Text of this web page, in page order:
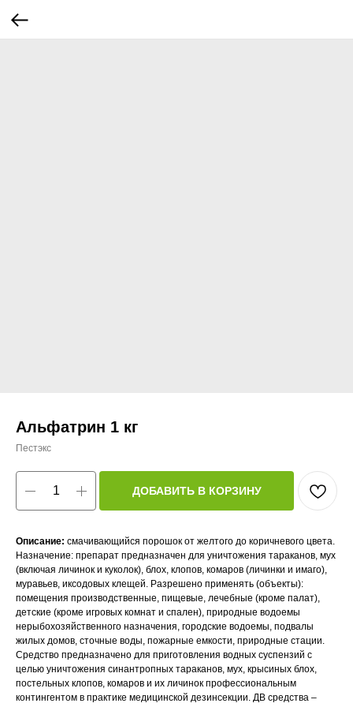
Альфатрин 1 кг
Пестэкс
ДОБАВИТЬ В КОРЗИНУ
Описание: смачивающийся порошок от желтого до коричневого цвета.
Назначение: препарат предназначен для уничтожения тараканов, мух
(включая личинок и куколок), блох, клопов, комаров (личинки и имаго),
муравьев, иксодовых клещей. Разрешено применять (объекты):
помещения производственные, пищевые, лечебные (кроме палат),
детские (кроме игровых комнат и спален), природные водоемы
нерыбохозяйственного назначения, городские водоемы, подвалы
жилых домов, сточные воды, пожарные емкости, природные стации.
Средство предназначено для приготовления водных суспензий с
целью уничтожения синантропных тараканов, мух, крысиных блох,
постельных клопов, комаров и их личинок профессиональным
контингентом в практике медицинской дезинсекции. ДВ средства –